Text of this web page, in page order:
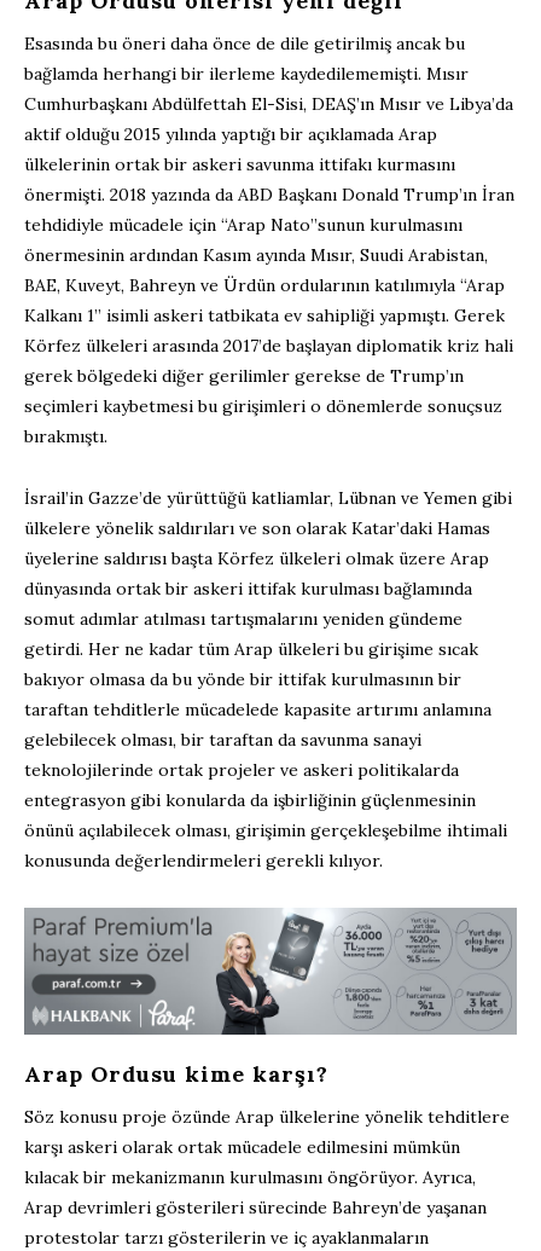
Esasında bu öneri daha önce de dile getirilmiş ancak bu
bağlamda herhangi bir ilerleme kaydedilememişti. Mısır
Cumhurbaşkanı Abdülfettah El-Sisi, DEAŞ’ın Mısır ve Libya’da
aktif olduğu 2015 yılında yaptığı bir açıklamada Arap
ülkelerinin ortak bir askeri savunma ittifakı kurmasını
önermişti. 2018 yazında da ABD Başkanı Donald Trump’ın İran
tehdidiyle mücadele için “Arap Nato”sunun kurulmasını
önermesinin ardından Kasım ayında Mısır, Suudi Arabistan,
BAE, Kuveyt, Bahreyn ve Ürdün ordularının katılımıyla “Arap
Kalkanı 1” isimli askeri tatbikata ev sahipliği yapmıştı. Gerek
Körfez ülkeleri arasında 2017’de başlayan diplomatik kriz hali
gerek bölgedeki diğer gerilimler gerekse de Trump’ın
seçimleri kaybetmesi bu girişimleri o dönemlerde sonuçsuz
bırakmıştı.
İsrail’in Gazze’de yürüttüğü katliamlar, Lübnan ve Yemen gibi
ülkelere yönelik saldırıları ve son olarak Katar’daki Hamas
üyelerine saldırısı başta Körfez ülkeleri olmak üzere Arap
dünyasında ortak bir askeri ittifak kurulması bağlamında
somut adımlar atılması tartışmalarını yeniden gündeme
getirdi. Her ne kadar tüm Arap ülkeleri bu girişime sıcak
bakıyor olmasa da bu yönde bir ittifak kurulmasının bir
taraftan tehditlerle mücadelede kapasite artırımı anlamına
gelebilecek olması, bir taraftan da savunma sanayi
teknolojilerinde ortak projeler ve askeri politikalarda
entegrasyon gibi konularda da işbirliğinin güçlenmesinin
önünü açılabilecek olması, girişimin gerçekleşebilme ihtimali
konusunda değerlendirmeleri gerekli kılıyor.
Arap Ordusu kime karşı?
Söz konusu proje özünde Arap ülkelerine yönelik tehditlere
karşı askeri olarak ortak mücadele edilmesini mümkün
kılacak bir mekanizmanın kurulmasını öngörüyor. Ayrıca,
Arap devrimleri gösterileri sürecinde Bahreyn’de yaşanan
protestolar tarzı gösterilerin ve iç ayaklanmaların